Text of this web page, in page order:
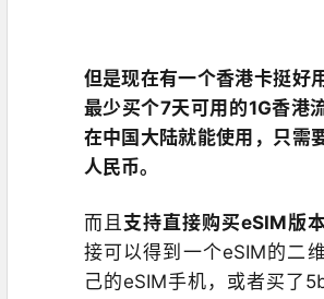
但是现在有一个香港卡挺好
最少买个7天可用的1G香港
在中国大陆就能使用，只需
人民币。
而且支持直接购买eSIM版
接可以得到一个eSIM的二
己的eSIM手机，或者买了